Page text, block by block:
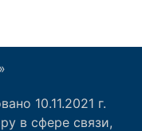
10.11.2021 г.
в сфере связи,